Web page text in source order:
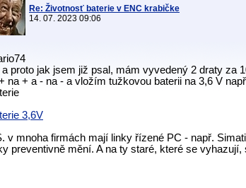
Re: Životnosť baterie v ENC krabičke
14. 07. 2023 09:06
a proto jak jsem již psal, mám vyvedený 2 draty za
na + a - na - a vložím tužkovou baterii na 3,6 V
3,6V
v mnoha firmách mají linky řízené PC - např.
preventivně mění. A na ty staré, které se vyhazují,